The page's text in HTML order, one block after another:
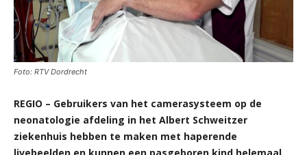
Foto: RTV Dordrecht
REGIO – Gebruikers van het camerasysteem op de
neonatologie afdeling in het Albert Schweitzer
ziekenhuis hebben te maken met haperende